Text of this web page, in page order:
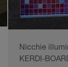
Nicchie
KERDI-